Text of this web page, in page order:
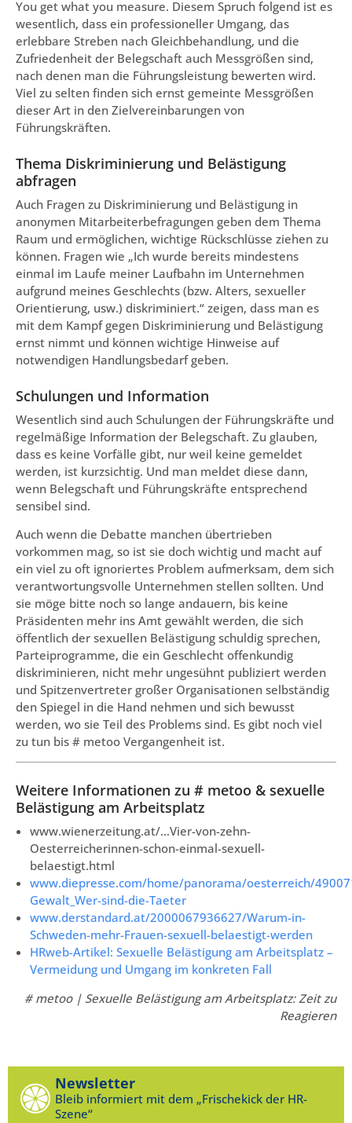
You get what you measure. Diesem Spruch folgend ist es
wesentlich, dass ein professioneller Umgang, das
erlebbare Streben nach Gleichbehandlung, und die
Zufriedenheit der Belegschaft auch Messgrößen sind,
nach denen man die Führungsleistung bewerten wird.
Viel zu selten finden sich ernst gemeinte Messgrößen
dieser Art in den Zielvereinbarungen von
Führungskräften.
Thema Diskriminierung und Belästigung
abfragen
Auch Fragen zu Diskriminierung und Belästigung in
anonymen Mitarbeiterbefragungen geben dem Thema
Raum und ermöglichen, wichtige Rückschlüsse ziehen zu
können. Fragen wie „Ich wurde bereits mindestens
einmal im Laufe meiner Laufbahn im Unternehmen
aufgrund meines Geschlechts (bzw. Alters, sexueller
Orientierung, usw.) diskriminiert.“ zeigen, dass man es
mit dem Kampf gegen Diskriminierung und Belästigung
ernst nimmt und können wichtige Hinweise auf
notwendigen Handlungsbedarf geben.
Schulungen und Information
Wesentlich sind auch Schulungen der Führungskräfte und
regelmäßige Information der Belegschaft. Zu glauben,
dass es keine Vorfälle gibt, nur weil keine gemeldet
werden, ist kurzsichtig. Und man meldet diese dann,
wenn Belegschaft und Führungskräfte entsprechend
sensibel sind.
Auch wenn die Debatte manchen übertrieben
vorkommen mag, so ist sie doch wichtig und macht auf
ein viel zu oft ignoriertes Problem aufmerksam, dem sich
verantwortungsvolle Unternehmen stellen sollten. Und
sie möge bitte noch so lange andauern, bis keine
Präsidenten mehr ins Amt gewählt werden, die sich
öffentlich der sexuellen Belästigung schuldig sprechen,
Parteiprogramme, die ein Geschlecht offenkundig
diskriminieren, nicht mehr ungesühnt publiziert werden
und Spitzenvertreter großer Organisationen selbständig
den Spiegel in die Hand nehmen und sich bewusst
werden, wo sie Teil des Problems sind. Es gibt noch viel
zu tun bis # metoo Vergangenheit ist.
Weitere Informationen zu # metoo & sexuelle
Belästigung am Arbeitsplatz
www.wienerzeitung.at/…Vier-von-zehn-
Oesterreicherinnen-schon-einmal-sexuell-
belaestigt.html
www.diepresse.com/home/panorama/oesterreich/
Gewalt_Wer-sind-die-Taeter
www.derstandard.at/2000067936627/Warum-in-
Schweden-mehr-Frauen-sexuell-belaestigt-werden
HRweb-Artikel: Sexuelle Belästigung am Arbeitsplatz –
Vermeidung und Umgang im konkreten Fall
# metoo | Sexuelle Belästigung am Arbeitsplatz: Zeit zu
Reagieren
Newsletter
Bleib informiert mit dem „Frischekick der HR-
Szene“